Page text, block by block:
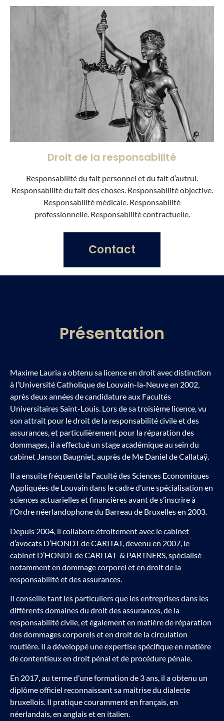
Droit de la responsabilité
Responsabilité du fait personnel et du fait d’autrui.
Responsabilité du fait des choses. Responsabilité objective.
Responsabilité médicale. Responsabilité
professionnelle. Responsabilité contractuelle.
Contact
Présentation
Maxime Lauria a obtenu sa licence en droit avec distinction
à l’Université Catholique de Louvain-la-Neuve en 2002,
après deux années de candidature aux Facultés
Universitaires Saint-Louis. Lors de sa troisième licence, vu
son attrait pour le droit de la responsabilité civile et des
assurances, et particulièrement pour la réparation des
dommages, il a effectué un stage académique au sein du
cabinet Janson Baugniet, auprès de Me Daniel de Callataÿ.
Il a ensuite fréquenté la Faculté des Sciences Economiques
Appliquées de Louvain dans le cadre d’une spécialisation en
sciences actuarielles et financières avant de s’inscrire à
l’Ordre néerlandophone du Barreau de Bruxelles en 2003.
Depuis 2004, il collabore étroitement avec le cabinet
d’avocats D’HONDT de CARITAT, devenu en 2007, le
cabinet D’HONDT de CARITAT & PARTNERS, spécialisé
notamment en dommage corporel et en droit de la
responsabilité et des assurances.
Il conseille tant les particuliers que les entreprises dans les
différents domaines du droit des assurances, de la
responsabilité civile, et également en matière de réparation
des dommages corporels et en droit de la circulation
routière. Il a développé une expertise spécifique en matière
de contentieux en droit pénal et de procédure pénale.
En 2017, au terme d’une formation de 3 ans, il a obtenu un
diplôme officiel reconnaissant sa maitrise du dialecte
bruxellois. Il pratique couramment en français, en
néerlandais, en anglais et en italien.